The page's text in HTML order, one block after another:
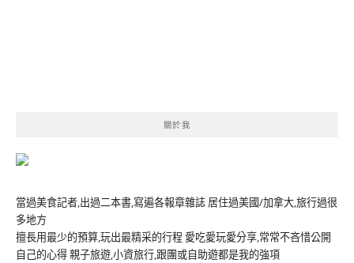
關於我
當過美食記者,出過二本書,寫遍各報章雜誌 居住過美國/加拿大,旅行過很
多地方
擅長用最少的預算,玩出最精采的行程 愛吃愛玩愛分享,常常不吝惜公開
自己的心得 親子旅遊,小資旅行,跟團或自助遊都是我的強項